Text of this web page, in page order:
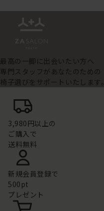
最高の一脚に出会いたい方へ
専門スタッフがあなたのための
椅子選びをサポートいたします。
3,980円以上の
ご購入で
送料無料
新規会員登録で
500pt
プレゼント